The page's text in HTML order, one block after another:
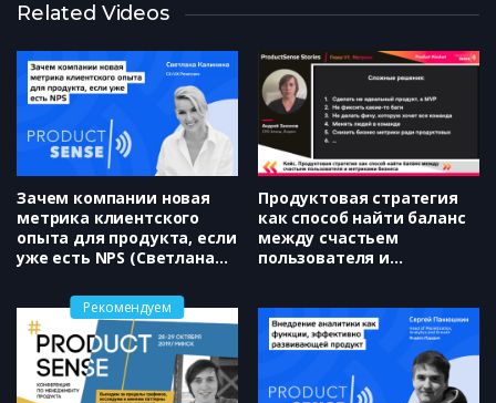
Андрей Шапиро
Problem-Market Fit: как
определить целевую
аудиторию и ее потребности?
Related Videos
Зачем компа­нии новая
метрика кл­иентского
опыта для продукта, если
уже есть NPS (Светлана
Продуктовая стратегия
как способ найти баланс
между счастьем
пользователя и
Рекомендуем